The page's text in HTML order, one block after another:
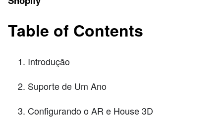
Table of Contents
Introdução
Suporte de Um Ano
Configurando o AR e House 3D